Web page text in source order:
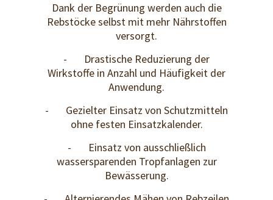
Dank der Begrünung werden auch die
Rebstöcke selbst mit mehr Nährstoffen
versorgt.
- Drastische Reduzierung der
Wirkstoffe in Anzahl und Häufigkeit der
Anwendung.
- Gezielter Einsatz von Schutzmitteln
ohne festen Einsatzkalender.
- Einsatz von ausschließlich
wassersparenden Tropfanlagen zur
Bewässerung.